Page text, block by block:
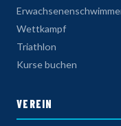
Wettkampf
Triathlon
Kurse buchen
VEREIN